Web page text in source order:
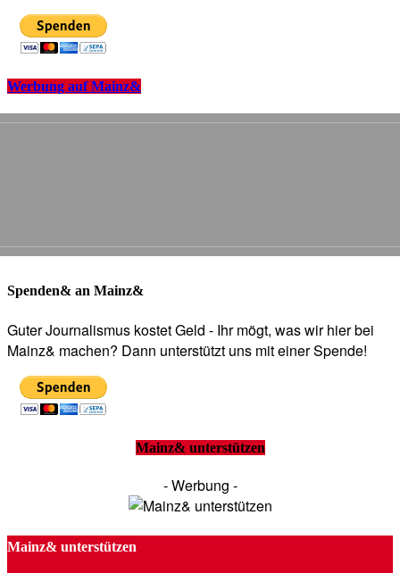
Werbung auf Mainz&
Spenden& an Mainz&
Guter Journalismus kostet Geld - Ihr mögt, was wir hier bei
Mainz& machen? Dann unterstützt uns mit einer Spende!
Mainz& unterstützen
- Werbung -
Mainz& unterstützen